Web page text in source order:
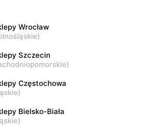
Franciszka Żwirki 61
Wrocław
)
Szczecin
)
Częstochowa
)
Bielsko-Biała
)